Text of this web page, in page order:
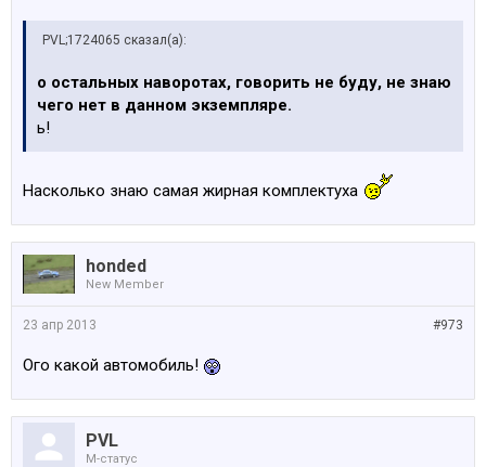
PVL;1724065 сказал(а):
о остальных наворотах, говорить не буду, не знаю
чего нет в данном экземпляре.
ь!
Насколько знаю самая жирная комплектуха
honded
New Member
#973
23 апр 2013
Ого какой автомобиль!
PVL
M-статус